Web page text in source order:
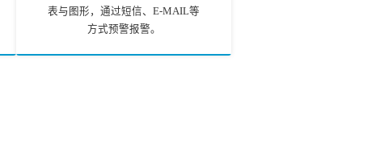
表与图形，通过短信、E-MAIL等
方式预警报警。